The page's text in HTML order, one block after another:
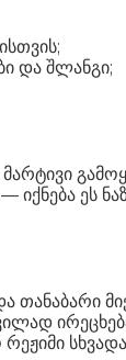
და შლანგი;
იქნება ეს